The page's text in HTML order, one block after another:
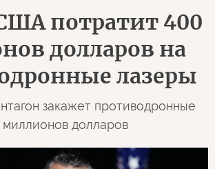
потратит 400
долларов на
лазеры
закажет противодронные
долларов